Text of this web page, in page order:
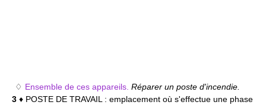
♢ Ensemble de ces appareils. Réparer un poste d'incendie.
3 ♦ POSTE DE TRAVAIL : emplacement où s'effectue une phase